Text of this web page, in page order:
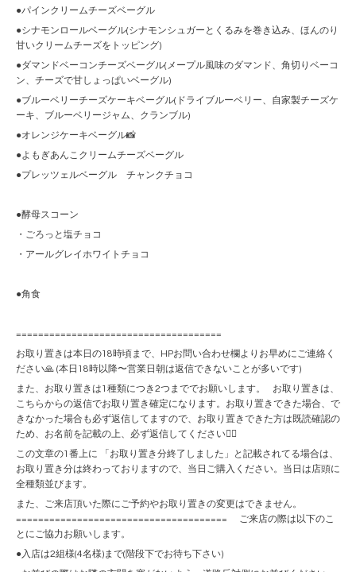
●パインクリームチーズベーグル
●シナモンロールベーグル(シナモンシュガーとくるみを巻き込み、ほんのり
甘いクリームチーズをトッピング)
●ダマンドベーコンチーズベーグル(メープル風味のダマンド、角切りベーコ
ン、チーズで甘しょっぱいベーグル)
●ブルーベリーチーズケーキベーグル(ドライブルーベリー、自家製チーズケ
ーキ、ブルーベリージャム、クランブル)
●オレンジケーキベーグル📸
●よもぎあんこクリームチーズベーグル
●プレッツェルベーグル チャンクチョコ
●酵母スコーン
・ごろっと塩チョコ
・アールグレイホワイトチョコ
●角食
=====================================
お取り置きは本日の18時頃まで、HPお問い合わせ欄よりお早めにご連絡く
ださい🙏 (本日18時以降〜営業日朝は返信できないことが多いです)
また、お取り置きは1種類につき2つまででお願いします。 お取り置きは、
こちらからの返信でお取り置き確定になります。お取り置きできた場合、で
きなかった場合も必ず返信してますので、お取り置きできた方は既読確認の
ため、お名前を記載の上、必ず返信してください🙇‍♀️
この文章の1番上に 「お取り置き分終了しました」と記載されてる場合は、
お取り置き分は終わっておりますので、当日ご購入ください。当日は店頭に
全種類並びます。
また、ご来店頂いた際にご予約やお取り置きの変更はできません。
====================================== ご来店の際は以下のこ
とにご協力お願いします。
●入店は2組様(4名様)まで(階段下でお待ち下さい)